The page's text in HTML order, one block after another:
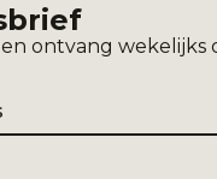
ontvang wekelijks